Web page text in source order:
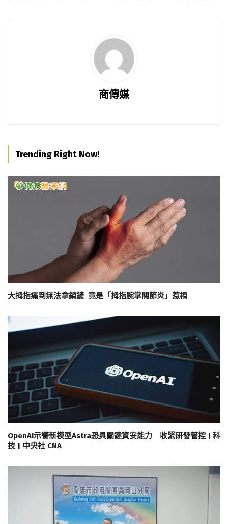
商傳媒
Trending Right Now!
大拇指痛到無法拿鍋鏟 竟是「拇指腕掌關節炎」惹禍
OpenAI示警新模型Astra恐具關鍵資安能力 收緊研發管控 | 科
技 | 中央社 CNA